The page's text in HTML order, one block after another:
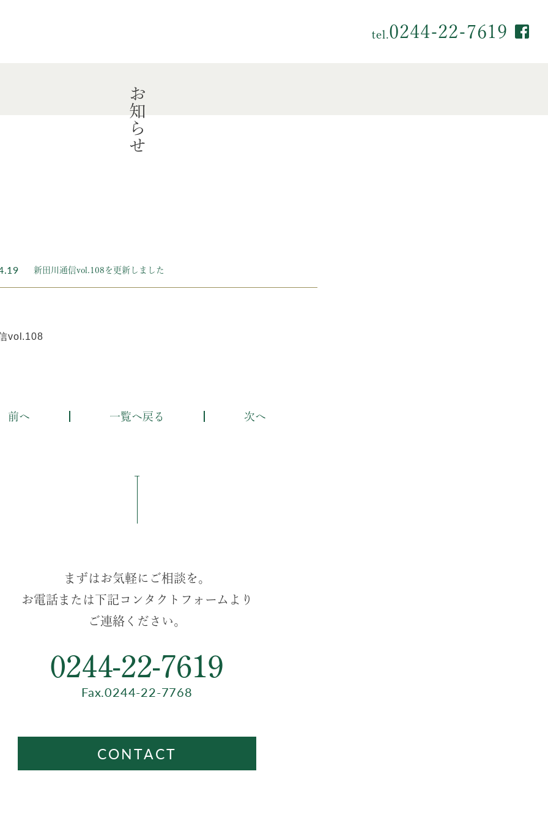
tel.0244-22-7619
お知らせ
新田川通信vol.108を更新しました
vol.108
前へ 一覧へ戻る 次へ
まずはお気軽にご相談を。
お電話または下記コンタクトフォームより
ご連絡ください。
0244-22-7619
Fax.0244-22-7768
CONTACT